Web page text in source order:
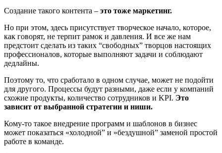
Создание такого контента – это тоже маркетинг.
Но при этом, здесь присутствует творческое начало, которое,
как говорят, не терпит рамок и давления. И все же нам
предстоит сделать из таких “свободных” творцов настоящих
профессионалов, которые выполняют задачи и соблюдают
дедлайны.
Поэтому то, что сработало в одном случае, может не подойти
для другого. Процессы будут разными, даже если у компаний
схожие продукты, количество сотрудников и KPI. Это
зависит от выбранной стратегии и ниши.
Кому-то такое внедрение программ и шаблонов в бизнес
может показаться «холодной” и »бездушной” заменой простой
работе в команде.